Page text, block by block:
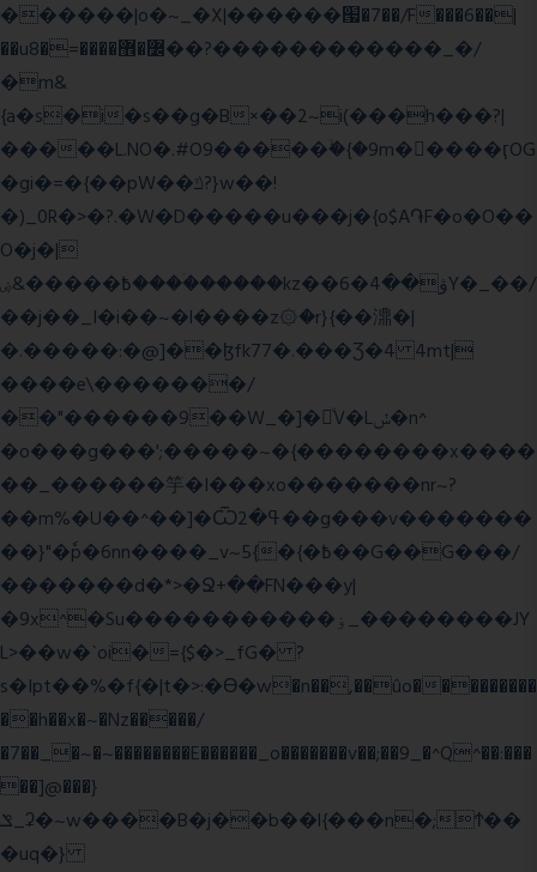
������|o�~_�X|������՗�7��/F���6��|
��u8�=����߼�޾��?������������_�/
�m&
{a�s�i�s��g�B×��2~i(���h���?|
�����L.NO�.#O9�����ۙ�{�9m��ً���ӷOG
�gi�=�{��pW��ݿ?}w��!
�)_0R�>�?.�W�D�����u���j�{o$A֏F�o�O��
O�j�|
߿�����&ۻ����ۛ�����kz��ۋ��4�6Y�_��/
��j��_I�i��~�l����z۞�r}{��濎�|
�.�����:�@]��ɮfk77�.���Ʒ�4 4mt|
����e\�������/
��"������9��W_�]�ͮV�Lݽ�n^
�o���g���';�����~�{��������x����
��_������竽�I���xo�������nr~?
��m%�U��^��]�Ѿߟ�2��g���v�������
��}"�ٗp�6nn����_v~5{�{�߿��G��G���/
�������d�*>�Ջ+��FN���y|
�9x^�Su�����������ۏ_��������JY
L>��w�ˋoi�={$�>_fG� ?
s�Ipt��%�f{�|t�>:�ϴ�w�n��,��ûo���������
��h��x�~�Nz�����/
�7��_�~�~��������E������_o�������v��;��9_�^Q^��:���
��]@���}
ݏ_ʡ�~w����B�j��b��l{���n�;Ϯ��
�uq�}